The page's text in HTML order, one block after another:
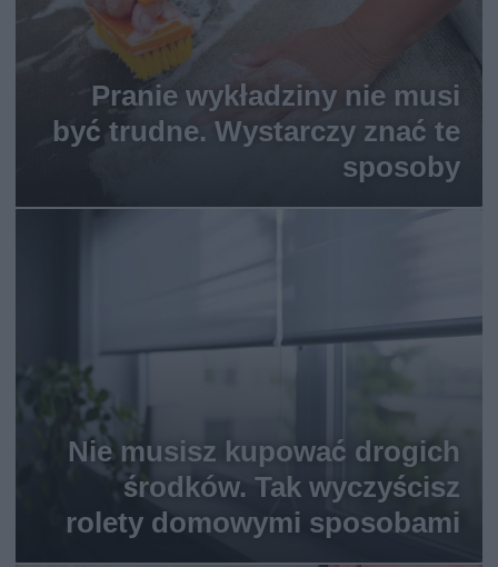
Pranie wykładziny nie musi
być trudne. Wystarczy znać te
sposoby
Nie musisz kupować drogich
środków. Tak wyczyścisz
rolety domowymi sposobami